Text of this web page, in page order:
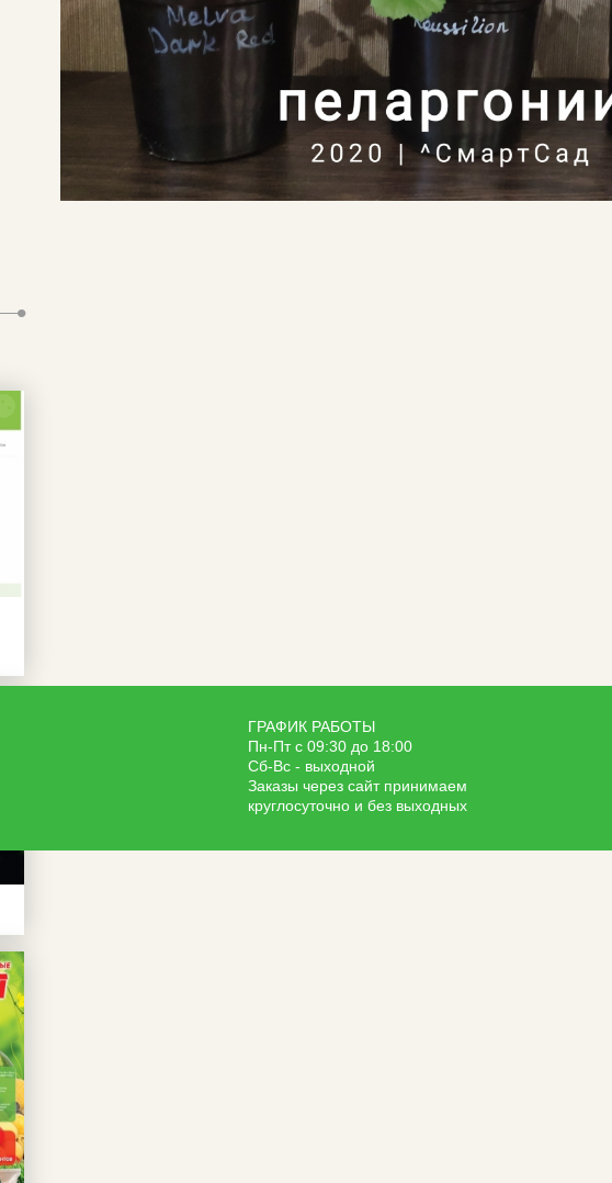
ГРАФИК РАБОТЫ
Пн-Пт с 09:30 до 18:00
Сб-Вс - выходной
Заказы через сайт принимаем
круглосуточно и без выходных